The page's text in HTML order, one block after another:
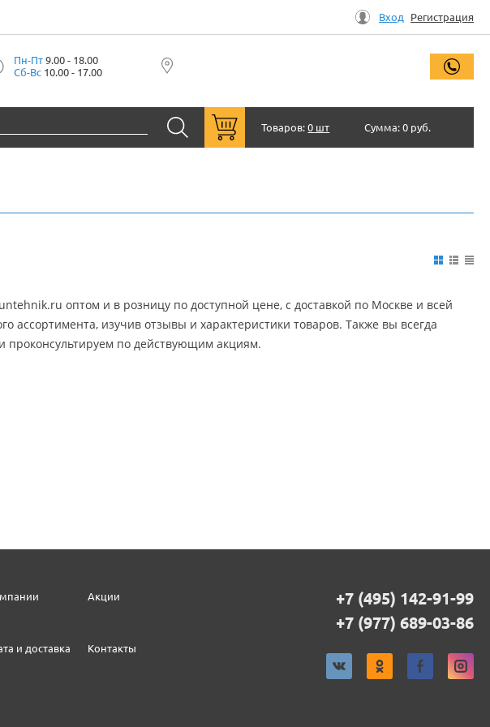
Вход Регистрация
Пн-Пт9.00 - 18.00
Сб-Вс10.00 - 17.00
Товаров:0 шт Сумма:0 руб.
оптом и в розницу по доступной цене, c доставкой по Москве и всей
ассортимента, изучив отзывы и характеристики товаров. Также вы всегда
по действующим акциям.
Акции
и доставка Контакты
+7 (495) 142-91-99
+7 (977) 689-03-86